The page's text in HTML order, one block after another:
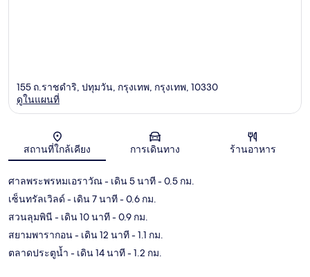
แผนที่
155 ถ.ราชดำริ, ปทุมวัน, กรุงเทพ, กรุงเทพ, 10330
ดูในแผนที่
สถานที่ใกล้เคียง การเดินทาง ร้านอาหาร
ศาลพระพรหมเอราวัณ- เดิน 5 นาที- 0.5 กม.
เซ็นทรัลเวิลด์ - เดิน 7 นาที- 0.6 กม.
สวนลุมพินี- เดิน 10 นาที- 0.9 กม.
สยามพารากอน- เดิน 12 นาที- 1.1 กม.
ตลาดประตูน้ำ - เดิน 14 นาที- 1.2 กม.